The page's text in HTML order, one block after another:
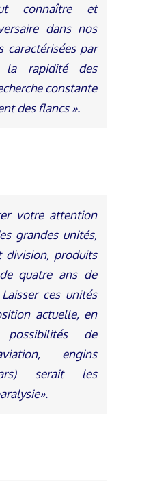
connaître et
dans nos
caractérisées par
rapidité des
constante
des flancs ».
votre attention
grandes unités,
division, produits
quatre ans de
ces unités
actuelle, en
de
engins
serait les